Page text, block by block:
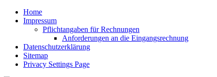
Home
Impressum
Pflichtangaben für Rechnungen
Anforderungen an die Eingangsrechnung
Datenschutzerklärung
Sitemap
Privacy Settings Page